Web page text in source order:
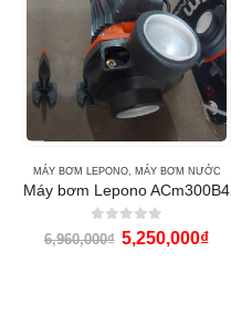
MÁY BƠM LEPONO, MÁY BƠM NƯỚC
Máy bơm Lepono ACm300B4
0out of 5
6,960,000₫ 5,250,000₫